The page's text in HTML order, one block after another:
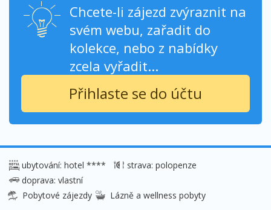
Chcete-li zájezd zvýraznit na
svém webu, zařadit do
kolekce, nebo z nabídky
zcela vyřadit...
Přihlaste se do účtu
ubytování: hotel ****
strava: polopenze
doprava: vlastní
Pobytové zájezdy
Lázně a wellness pobyty